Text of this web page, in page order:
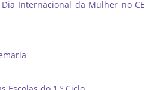
Dia Internacional da Mulher no CE